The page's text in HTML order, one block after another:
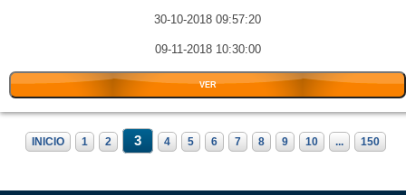
30-10-2018 09:57:20
09-11-2018 10:30:00
VER
INICIO 1 2 3 4 5 6 7 8 9 10 ... 150